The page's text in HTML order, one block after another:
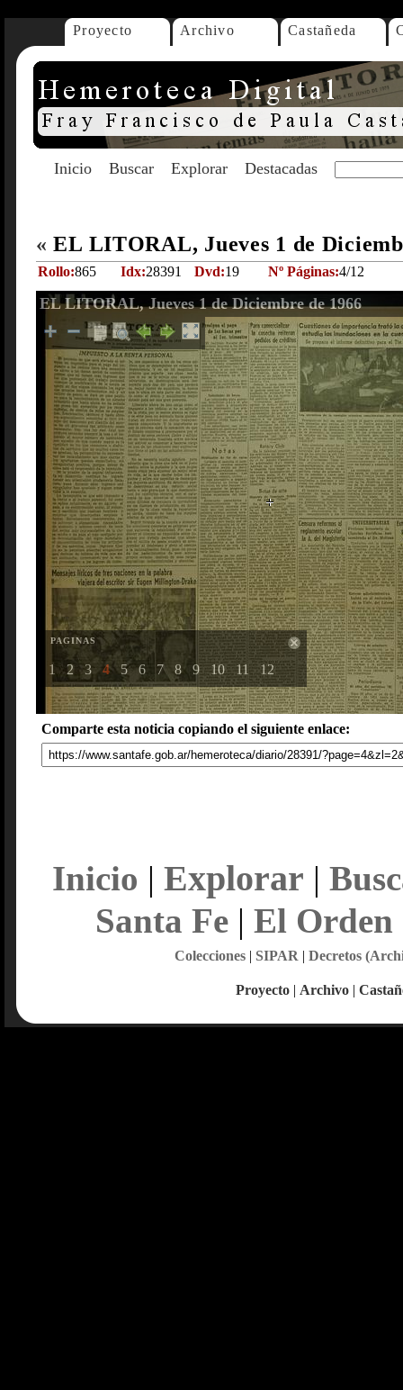
Proyecto Archivo Castañeda
Inicio Buscar Explorar Destacadas
« EL LITORAL, Jueves 1 de
Rollo:865 Idx:28391 Dvd:19 Nº Páginas:4/12
EL LITORAL, Jueves 1 de Diciembre de 1966
PAGINAS
1 2 3 4 5 6 7 8 9 10 11 12
Comparte esta noticia copiando el siguiente enlace:
Inicio | Explorar |
Santa Fe| El Orden
Colecciones| SIPAR | Decretos
Proyecto | Archivo |